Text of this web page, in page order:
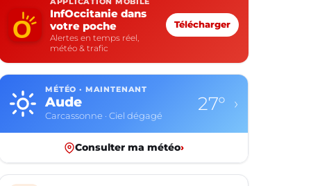
InfOccitanie dans
votre poche
Alertes en temps réel,
météo & trafic
Télécharger
MÉTÉO · MAINTENANT
Aude
Carcassonne · Ciel dégagé
27° ›
Consulter ma météo›